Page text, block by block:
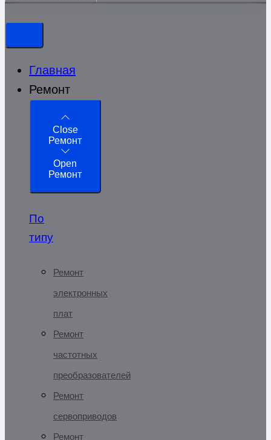
Главная
Ремонт
Close
Ремонт
Open
Ремонт
По
типу
Ремонт
электронных
плат
Ремонт
частотных
преобразователей
Ремонт
сервоприводов
Ремонт